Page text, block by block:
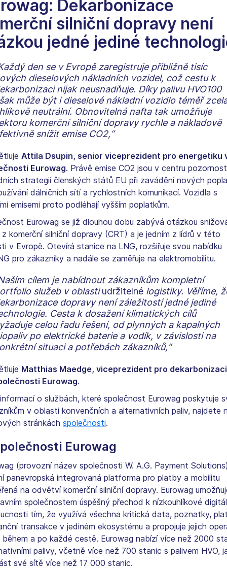
Dekarbonizace
silniční dopravy není
jedné jediné
den se v Evropě zaregistruje přibližně tisíc
dieselových nákladních vozidel, což cestu k
nijak neusnadňuje. Díky palivu HVO100
může být i dieselové nákladní vozidlo téměř
neutrální. Obnovitelná nafta tak umožňuje
komerční silniční dopravy rychle a nákladově
snížit emise CO2,“
Attila Dsupin, senior viceprezident pro energetiku
Eurowag. Právě emise CO2 jsou v centru
strategií členských států EU při zavádění nových
dálničních sítí a rychlostních komunikací. Vozidla s
emisemi proto podléhají vyšším poplatkům.
Eurowag se již dlouhou dobu zabývá otázkou
z komerční silniční dopravy (CRT) a je jedním z lídrů v této
v Evropě. Otevírá stanice na LNG, rozšiřuje svou nabídku
pro zákazníky a nadále se zaměřuje na elektromobilitu.
cílem je nabídnout zákazníkům kompletní
služeb v oblastiudržitelné logistiky. Věříme,
dopravy není záležitostí jedné jediné
Cesta k dosažení klimatických cílů
celou řadu řešení, od plynných a kapalných
po elektrické baterie a vodík, v závislosti na
situaci a potřebách zákazníků,“
Matthias Maedge, viceprezident pro dekarbonizaci
Eurowag.
o službách, které společnost Eurowag poskytuje
v oblasti konvenčních a alternativních paliv, najdete
stránkách společnosti.
Eurowag
(provozní název společnosti W. A.G. Payment
panevropská integrovaná platforma pro platby a mobilitu
na odvětví komerční silniční dopravy. Eurowag
společnostem úspěšný přechod k nízkouhlíkové
tím, že využívá všechna kritická data, poznatky,
transakce v jediném ekosystému a propojuje jejich
během a po každé cestě. Eurowag nabízí více než 2000
palivy, včetně více než 700 stanic s palivem HVO,
své sítě více než 17 000 stanic.